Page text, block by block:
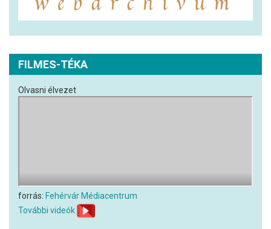
FILMES-TÉKA
Olvasni élvezet
forrás: Fehérvár Médiacentrum
További videók